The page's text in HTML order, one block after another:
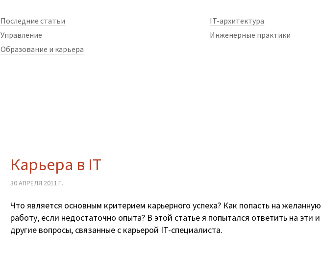
Последние статьи
IT-архитектура
Управление
Инженерные практики
Образование и карьера
Карьера в IT
30 АПРЕЛЯ 2011 Г.
Что является основным критерием карьерного успеха? Как попасть на желанную
работу, если недостаточно опыта? В этой статье я попытался ответить на эти и
другие вопросы, связанные с карьерой IT-специалиста.